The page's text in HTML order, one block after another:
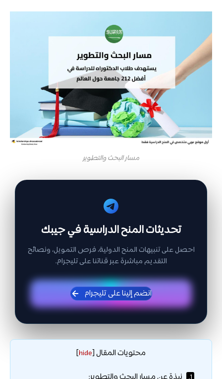
مسار البحث والتطوير
تحديثات المنح الدراسية في جيبك
احصل على تنبيهات المنح الدولية، فرص التمويل، ونصائح
التقديم مباشرة عبر قناتنا على تليجرام.
انضم إلينا على تليجرام
محتويات المقال [
hide
]